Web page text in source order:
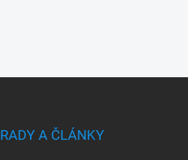
RADY A ČLÁNKY